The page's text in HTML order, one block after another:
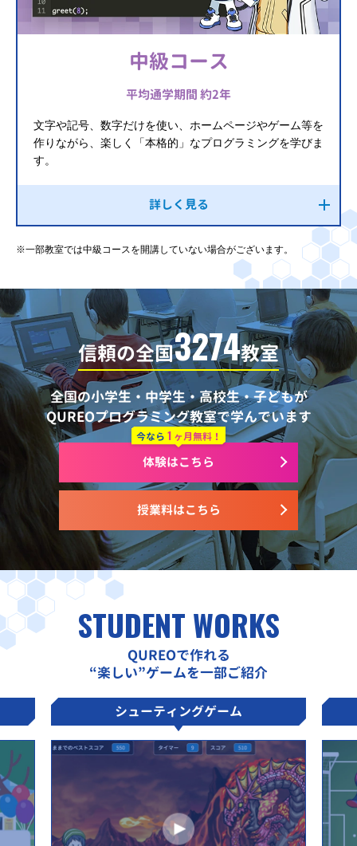
中級コース
平均通学期間 約2年
文字や記号、数字だけを使い、ホームページやゲーム等を
作りながら、楽しく「本格的」なプログラミングを学びま
す。
詳しく見る
※一部教室では中級コースを開講していない場合がございます。
信頼の全国3274教室
全国の小学生・中学生・高校生・子どもが
QUREOプログラミング教室で学んでいます
授業料はこちら
今なら 1 ヶ月無料！
体験はこちら
STUDENT WORKS
QUREOで作れる
“楽しい”ゲームを一部ご紹介
シューティングゲーム